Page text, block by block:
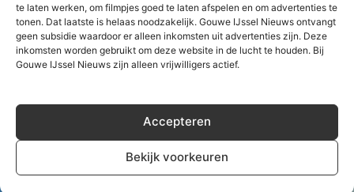
te laten werken, om filmpjes goed te laten afspelen en om advertenties te
tonen. Dat laatste is helaas noodzakelijk. Gouwe IJssel Nieuws ontvangt
geen subsidie waardoor er alleen inkomsten uit advertenties zijn. Deze
inkomsten worden gebruikt om deze website in de lucht te houden. Bij
Gouwe IJssel Nieuws zijn alleen vrijwilligers actief.
Accepteren
Bekijk voorkeuren
Motorrijder gewond na eenzijdig
ongeval Kortenoord in
Nieuwerkerk